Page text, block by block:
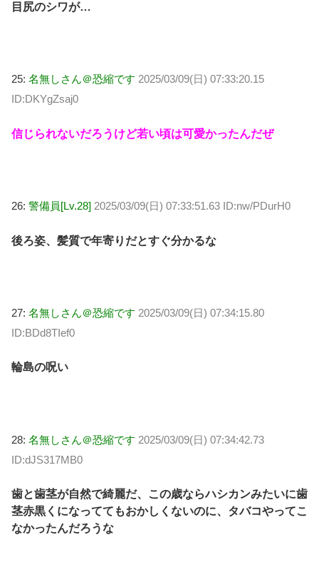
目尻のシワが…
25: 名無しさん＠恐縮です 2025/03/09(日) 07:33:20.15
ID:DKYgZsaj0
信じられないだろうけど若い頃は可愛かったんだぜ
26: 警備員[Lv.28] 2025/03/09(日) 07:33:51.63 ID:nw/PDurH0
後ろ姿、髪質で年寄りだとすぐ分かるな
27: 名無しさん＠恐縮です 2025/03/09(日) 07:34:15.80
ID:BDd8TIef0
輪島の呪い
28: 名無しさん＠恐縮です 2025/03/09(日) 07:34:42.73
ID:dJS317MB0
歯と歯茎が自然で綺麗だ、この歳ならハシカンみたいに歯
茎赤黒くになっててもおかしくないのに、タバコやってこ
なかったんだろうな